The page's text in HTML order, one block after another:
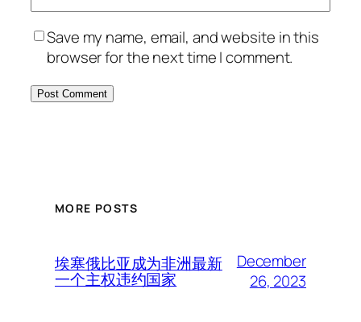
Save my name, email, and website in this
browser for the next time I comment.
MORE POSTS
埃塞俄比亚成为非洲最新
一个主权违约国家
December
26, 2023